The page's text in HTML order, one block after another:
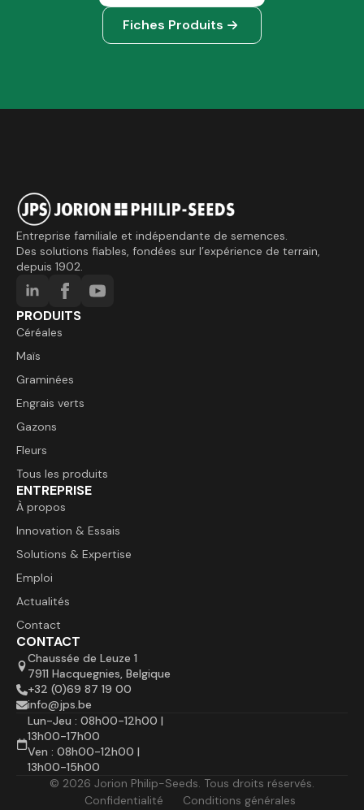
Fiches Produits
Entreprise familiale et indépendante de semences.
Des solutions fiables, fondées sur l’expérience de terrain,
depuis 1902.
PRODUITS
Céréales
Maïs
Graminées
Engrais verts
Gazons
Fleurs
Tous les produits
ENTREPRISE
À propos
Innovation & Essais
Solutions & Expertise
Emploi
Actualités
Contact
CONTACT
Chaussée de Leuze 1
7911 Hacquegnies, Belgique
+32 (0)69 87 19 00
info@jps.be
Lun-Jeu : 08h00-12h00 |
13h00-17h00
Ven : 08h00-12h00 |
13h00-15h00
© 2026 Jorion Philip-Seeds. Tous droits réservés.
Confidentialité
Conditions générales